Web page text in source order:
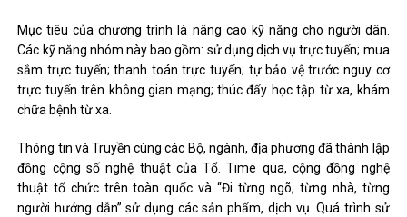
Mục tiêu của chương trình là nâng cao kỹ năng cho người dân.
Các kỹ năng nhóm này bao gồm: sử dụng dịch vụ trực tuyến; mua
sắm trực tuyến; thanh toán trực tuyến; tự bảo vệ trước nguy cơ
trực tuyến trên không gian mạng; thúc đẩy học tập từ xa, khám
chữa bệnh từ xa.
Thông tin và Truyền cùng các Bộ, ngành, địa phương đã thành lập
đồng cộng số nghệ thuật của Tổ. Time qua, cộng đồng nghệ
thuật tổ chức trên toàn quốc và “Đi từng ngõ, từng nhà, từng
người hướng dẫn” sử dụng các sản phẩm, dịch vụ. Quá trình sử